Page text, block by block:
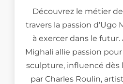
Découvrez le métier
travers la passion d’Ugo
à exercer dans le futur.
Mighali allie passion
sculpture, influencé dès
par Charles Roulin,